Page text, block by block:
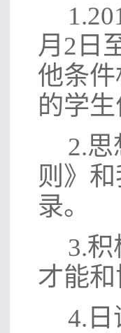
月2日
他条
的学
2.
则》
录。
3.
才能
4.